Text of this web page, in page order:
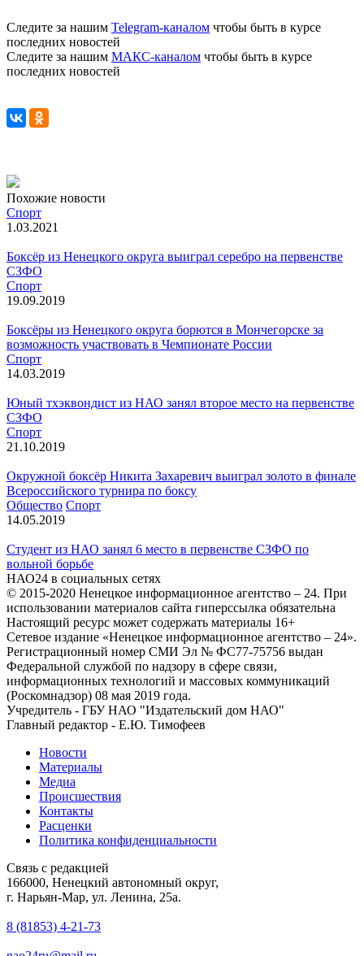
Следите за нашим Telegram-каналом чтобы быть в курсе
последних новостей
Следите за нашим МАКС-каналом чтобы быть в курсе
последних новостей
Похожие новости
Спорт
1.03.2021
Боксёр из Ненецкого округа выиграл серебро на первенстве
СЗФО
Спорт
19.09.2019
Боксёры из Ненецкого округа борются в Мончегорске за
возможность участвовать в Чемпионате России
Спорт
14.03.2019
Юный тхэквондист из НАО занял второе место на первенстве
СЗФО
Спорт
21.10.2019
Окружной боксёр Никита Захаревич выиграл золото в финале
Всероссийского турнира по боксу
Общество Спорт
14.05.2019
Студент из НАО занял 6 место в первенстве СЗФО по
вольной борьбе
НАО24 в социальных сетях
© 2015-2020 Ненецкое информационное агентство – 24. При
использовании материалов сайта гиперссылка обязательна
Настоящий ресурс может содержать материалы 16+
Сетевое издание «Ненецкое информационное агентство – 24».
Регистрационный номер СМИ Эл № ФС77-75756 выдан
Федеральной службой по надзору в сфере связи,
информационных технологий и массовых коммуникаций
(Роскомнадзор) 08 мая 2019 года.
Учредитель - ГБУ НАО "Издательский дом НАО"
Главный редактор - Е.Ю. Тимофеев
Новости
Материалы
Медиа
Происшествия
Контакты
Расценки
Политика конфиденциальности
Связь с редакцией
166000, Ненецкий автономный округ,
г. Нарьян-Мар, ул. Ленина, 25а.
8 (81853) 4-21-73